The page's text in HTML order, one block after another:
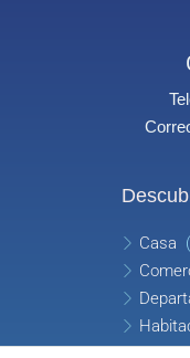
Casa
Oficina